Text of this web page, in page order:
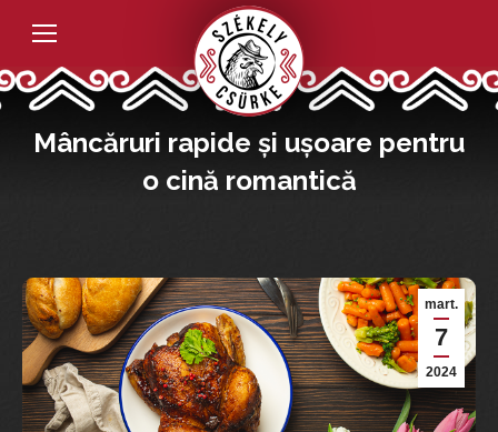
Mâncăruri rapide și ușoare pentru
o cină romantică
mart.
7
2024